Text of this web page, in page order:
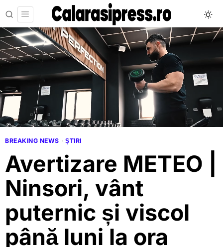
BREAKING NEWS · ȘTIRI
Avertizare METEO |
Ninsori, vânt
puternic și viscol
până luni la ora